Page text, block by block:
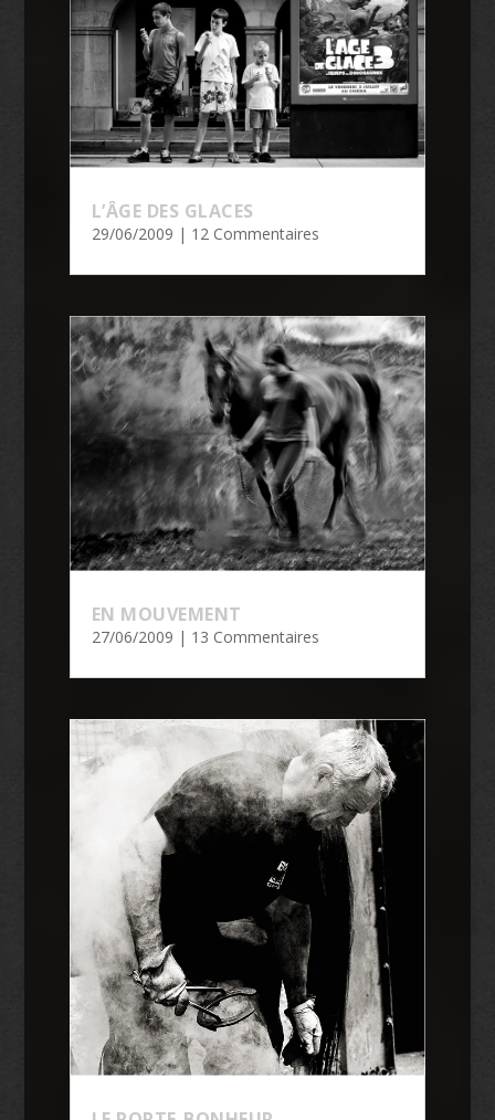
L’ÂGE DES GLACES
29/06/2009 | 12 Commentaires
EN MOUVEMENT
27/06/2009 | 13 Commentaires